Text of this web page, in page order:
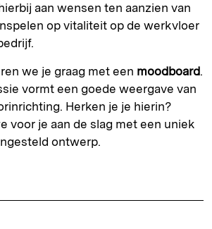
aan wensen ten aanzien van
op vitaliteit op de werkvloer
we je graag met een moodboard.
vormt een goede weergave van
Herken je je hierin?
voor je aan de slag met een uniek
ontwerp.